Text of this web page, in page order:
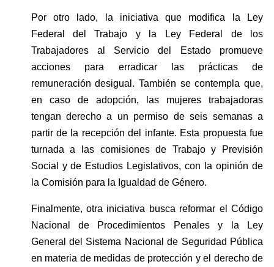
Por otro lado, la iniciativa que modifica la Ley
Federal del Trabajo y la Ley Federal de los
Trabajadores al Servicio del Estado promueve
acciones para erradicar las prácticas de
remuneración desigual. También se contempla que,
en caso de adopción, las mujeres trabajadoras
tengan derecho a un permiso de seis semanas a
partir de la recepción del infante. Esta propuesta fue
turnada a las comisiones de Trabajo y Previsión
Social y de Estudios Legislativos, con la opinión de
la Comisión para la Igualdad de Género.
Finalmente, otra iniciativa busca reformar el Código
Nacional de Procedimientos Penales y la Ley
General del Sistema Nacional de Seguridad Pública
en materia de medidas de protección y el derecho de